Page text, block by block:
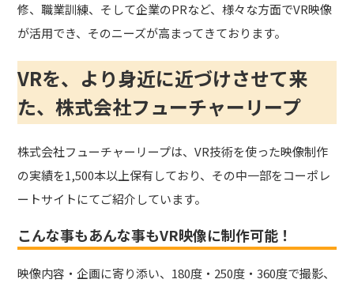
修、職業訓練、そして企業のPRなど、様々な方面でVR映像
が活用でき、そのニーズが高まってきております。
VRを、より身近に近づけさせて来
た、株式会社フューチャーリープ
株式会社フューチャーリープは、VR技術を使った映像制作
の実績を1,500本以上保有しており、その中一部をコーポレ
ートサイトにてご紹介しています。
こんな事もあんな事もVR映像に制作可能！
映像内容・企画に寄り添い、180度・250度・360度で撮影、